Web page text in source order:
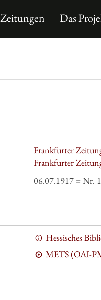
Zeitungen Das
Frankfurter
Frankfurter
06.07.1917 = Nr.
Hessisches
METS (OAI-